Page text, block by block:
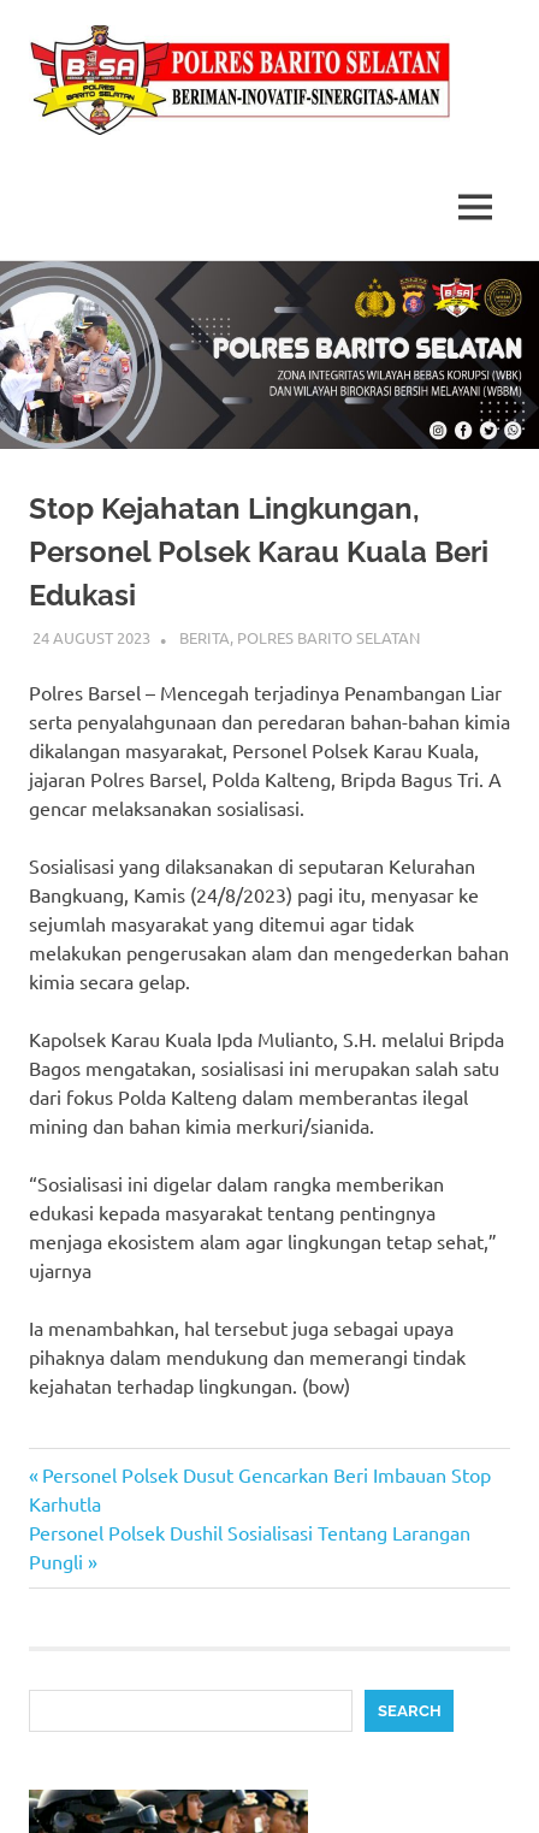
Skip
to
content
MENU
Stop Kejahatan Lingkungan,
Personel Polsek Karau Kuala Beri
Edukasi
24 AUGUST 2023 ADMIN_POLRESBARSEL
BERITA, POLRES BARITO SELATAN
Polres Barsel – Mencegah terjadinya Penambangan Liar
serta penyalahgunaan dan peredaran bahan-bahan kimia
dikalangan masyarakat, Personel Polsek Karau Kuala,
jajaran Polres Barsel, Polda Kalteng, Bripda Bagus Tri. A
gencar melaksanakan sosialisasi.
Sosialisasi yang dilaksanakan di seputaran Kelurahan
Bangkuang, Kamis (24/8/2023) pagi itu, menyasar ke
sejumlah masyarakat yang ditemui agar tidak
melakukan pengerusakan alam dan mengederkan bahan
kimia secara gelap.
Kapolsek Karau Kuala Ipda Mulianto, S.H. melalui Bripda
Bagos mengatakan, sosialisasi ini merupakan salah satu
dari fokus Polda Kalteng dalam memberantas ilegal
mining dan bahan kimia merkuri/sianida.
“Sosialisasi ini digelar dalam rangka memberikan
edukasi kepada masyarakat tentang pentingnya
menjaga ekosistem alam agar lingkungan tetap sehat,”
ujarnya
Ia menambahkan, hal tersebut juga sebagai upaya
pihaknya dalam mendukung dan memerangi tindak
kejahatan terhadap lingkungan. (bow)
Post
navigation
Previous
Post:
Personel Polsek Dusut Gencarkan Beri Imbauan Stop
Karhutla
Next
Post:
Personel Polsek Dushil Sosialisasi Tentang Larangan
Pungli
SEARCH